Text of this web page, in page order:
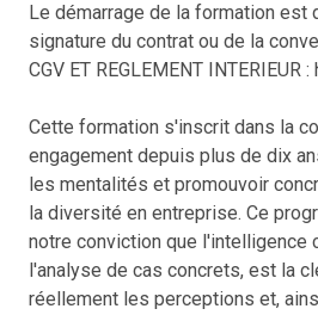
Le démarrage de la formation est
signature du contrat ou de la
CGV ET REGLEMENT
Cette formation s'inscrit dans la
engagement depuis plus de dix
les mentalités et promouvoir
la diversité en entreprise. Ce
notre conviction que l'intelligence
l'analyse de cas concrets, est la
réellement les perceptions et,